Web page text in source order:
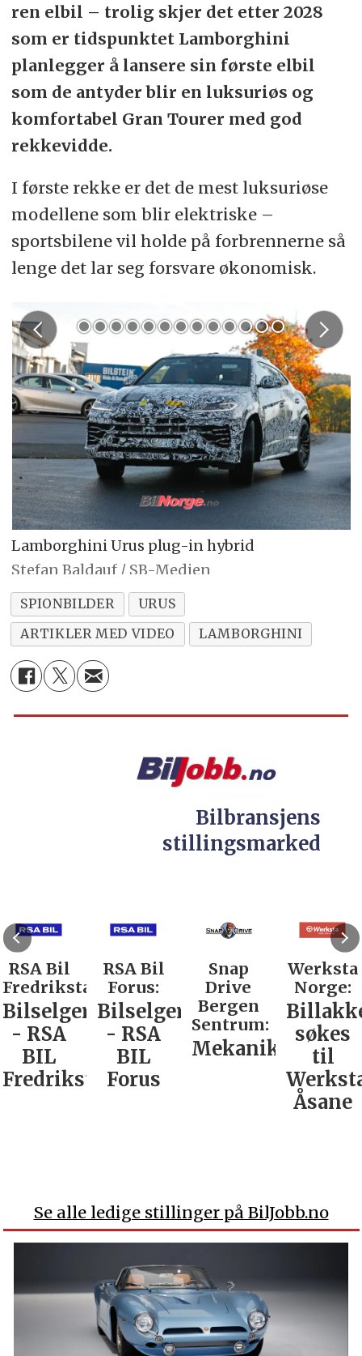
ren elbil – trolig skjer det etter 2028
som er tidspunktet Lamborghini
planlegger å lansere sin første elbil
som de antyder blir en luksuriøs og
komfortabel Gran Tourer med god
rekkevidde.
I første rekke er det de mest luksuriøse
modellene som blir elektriske –
sportsbilene vil holde på forbrennerne så
lenge det lar seg forsvare økonomisk.
Lamborghini Urus plug-in hybrid
Stefan Baldauf / SB-Medien
SPIONBILDER
URUS
ARTIKLER MED VIDEO
LAMBORGHINI
Bilbransjens
stillingsmarked
RSA Bil
Fredrikstad:
Bilselger
- RSA
BIL
Fredrikstad
RSA Bil
Forus:
Bilselger
- RSA
BIL
Forus
Snap
Drive
Bergen
Sentrum:
Mekaniker
Werksta
Norge:
søkes
til
Åsane
Se alle ledige stillinger på BilJobb.no